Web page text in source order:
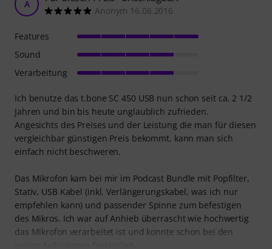
A
Anonym 16.06.2016
Ich benutze das t.bone SC 450 USB nun schon seit ca. 2 1/2
Jahren und bin bis heute unglaublich zufrieden.
Angesichts des Preises und der Leistung die man für diesen
vergleichbar günstigen Preis bekommt, kann man sich
einfach nicht beschweren.
Das Mikrofon kam bei mir im Podcast Bundle mit Popfilter,
Stativ, USB Kabel (inkl. Verlängerungskabel, was ich nur
empfehlen kann) und passender Spinne zum befestigen
des Mikros. Ich war auf Anhieb überrascht wie hochwertig
das Mikrofon verarbeitet ist und konnte schon bei den
Features
Sound
Verarbeitung